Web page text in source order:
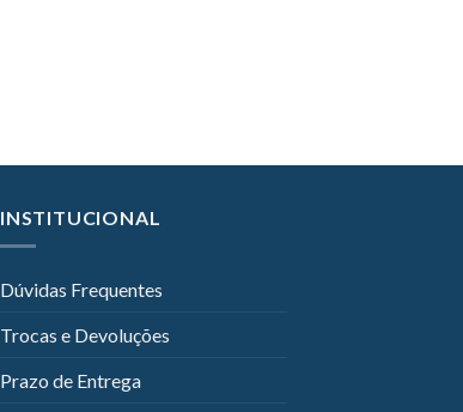
INSTITUCIONAL
Dúvidas Frequentes
Trocas e Devoluções
Prazo de Entrega